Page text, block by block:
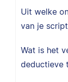
Uit welke
van je
Wat is het
deductieve